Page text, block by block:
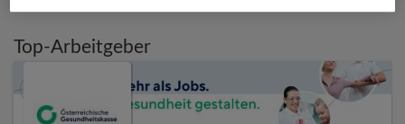
Top-Arbeitgeber